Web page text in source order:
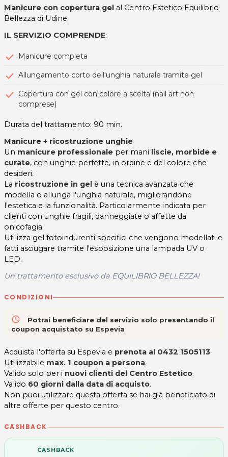
Manicure con copertura gel al Centro Estetico Equilibrio
Bellezza di Udine.
IL SERVIZIO COMPRENDE:
Manicure completa
Allungamento corto dell'unghia naturale tramite gel
Copertura con gel con colore a scelta (nail art non
comprese)
Durata del trattamento: 90 min.
Manicure + ricostruzione unghie
Un manicure professionale per mani liscie, morbide e
curate, con unghie perfette, in ordine e del colore che
desideri.
La ricostruzione in gel è una tecnica avanzata che
modella o allunga l'unghia naturale, migliorandone
l'estetica e la funzionalità. Particolarmente indicata per
clienti con unghie fragili, danneggiate o affette da
onicofagia.
Utilizza gel fotoindurenti specifici che vengono modellati e
fatti asciugare tramite l'esposizione una lampada UV o
LED.
Un trattamento esclusivo da EQUILIBRIO BELLEZZA!
CONDIZIONI
access_time
Potrai beneficiare del servizio solo presentando il
coupon acquistato su Espevia
Acquista l'offerta su Espevia e prenota al 0432 1505113.
Utilizzabile max. 1 coupon a persona.
Valido solo per i nuovi clienti del Centro Estetico.
Valido 60 giorni dalla data di acquisto.
Non puoi utilizzare questa offerta se hai già beneficiato di
altre offerte per questo centro.
CASHBACK
CASHBACK